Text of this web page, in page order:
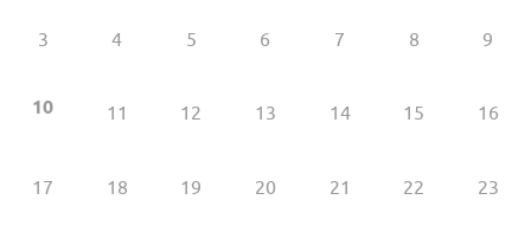
3 4 5 6 7 8 9
10 11 12 13 14 15 16
17 18 19 20 21 22 23